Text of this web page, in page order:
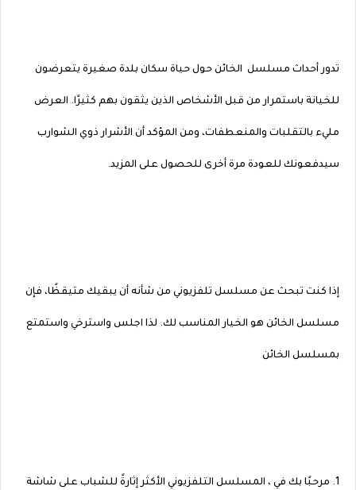
تدور أحداث مسلسل الخائن حول حياة سكان بلدة صغيرة يتعرضون
للخيانة باستمرار من قبل الأشخاص الذين يثقون بهم كثيرًا. العرض
مليء بالتقلبات والمنعطفات، ومن المؤكد أن الأشرار ذوي الشوارب
سيدفعونك للعودة مرة أخرى للحصول على المزيد.
إذا كنت تبحث عن مسلسل تلفزيوني من شأنه أن يبقيك متيقظًا، فإن
مسلسل الخائن هو الخيار المناسب لك. لذا اجلس واسترخي واستمتع
بمسلسل الخائن
1. مرحبًا بك في ، المسلسل التلفزيوني الأكثر إثارةً للشباب على شاشة